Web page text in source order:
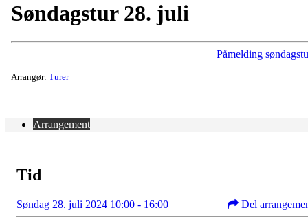
Søndagstur 28. juli
Arrangør: Turer
Påmelding
Arrangement
Tid
Søndag 28. juli 2024 10:00 - 16:00 Del